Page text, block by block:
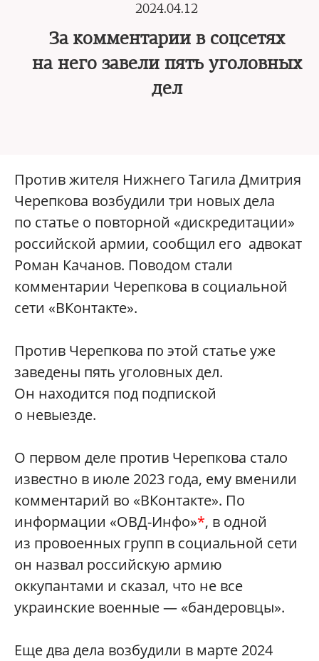
2024.04.12
За комментарии в соцсетях
на него завели пять уголовных
дел
Против жителя Нижнего Тагила Дмитрия
Черепкова возбудили три новых дела
по статье о повторной «дискредитации»
российской армии, сообщил его адвокат
Роман Качанов. Поводом стали
комментарии Черепкова в социальной
сети «ВКонтакте».
Против Черепкова по этой статье уже
заведены пять уголовных дел.
Он находится под подпиской
о невыезде.
О первом деле против Черепкова стало
известно в июле 2023 года, ему вменили
комментарий во «ВКонтакте». По
информации «ОВД-Инфо»*, в одной
из провоенных групп в социальной сети
он назвал российскую армию
оккупантами и сказал, что не все
украинские военные — «бандеровцы».
Еще два дела возбудили в марте 2024